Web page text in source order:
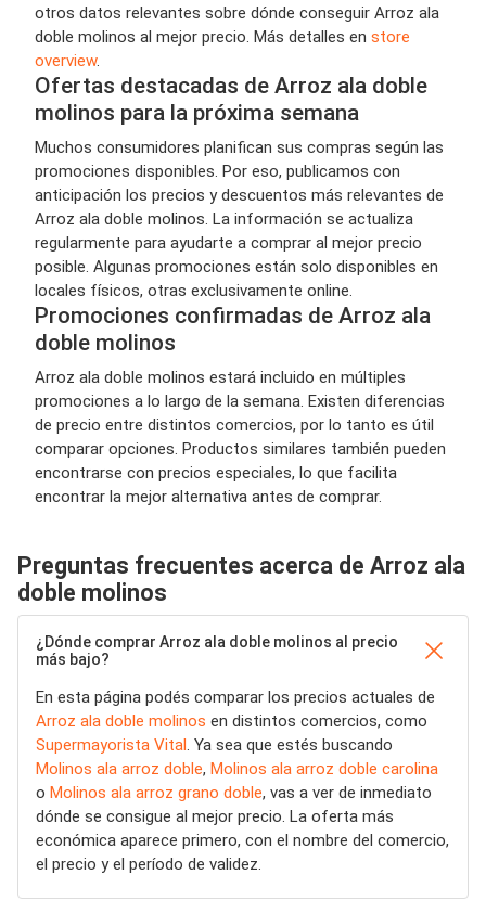
otros datos relevantes sobre dónde conseguir Arroz ala
doble molinos al mejor precio. Más detalles en store
overview.
Ofertas destacadas de Arroz ala doble
molinos para la próxima semana
Muchos consumidores planifican sus compras según las
promociones disponibles. Por eso, publicamos con
anticipación los precios y descuentos más relevantes de
Arroz ala doble molinos. La información se actualiza
regularmente para ayudarte a comprar al mejor precio
posible. Algunas promociones están solo disponibles en
locales físicos, otras exclusivamente online.
Promociones confirmadas de Arroz ala
doble molinos
Arroz ala doble molinos estará incluido en múltiples
promociones a lo largo de la semana. Existen diferencias
de precio entre distintos comercios, por lo tanto es útil
comparar opciones. Productos similares también pueden
encontrarse con precios especiales, lo que facilita
encontrar la mejor alternativa antes de comprar.
Preguntas frecuentes acerca de Arroz ala
doble molinos
¿Dónde comprar Arroz ala doble molinos al precio
más bajo?
En esta página podés comparar los precios actuales de
Arroz ala doble molinos en distintos comercios, como
Supermayorista Vital . Ya sea que estés buscando
Molinos ala arroz doble, Molinos ala arroz doble carolina
o Molinos ala arroz grano doble, vas a ver de inmediato
dónde se consigue al mejor precio. La oferta más
económica aparece primero, con el nombre del comercio,
el precio y el período de validez.